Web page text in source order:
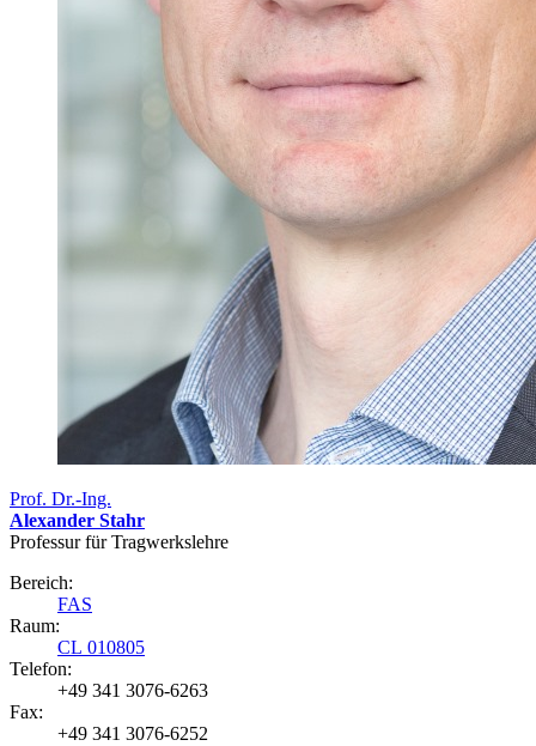
Prof. Dr.-Ing.
Alexander Stahr
Professur für Tragwerkslehre
Bereich:
FAS
Raum:
CL 010805
Telefon:
+49 341 3076-6263
Fax:
+49 341 3076-6252